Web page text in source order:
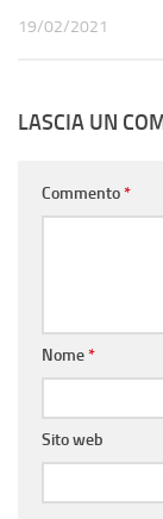
19/02/2021
LASCIA UN
Commento*
Nome*
Sito web